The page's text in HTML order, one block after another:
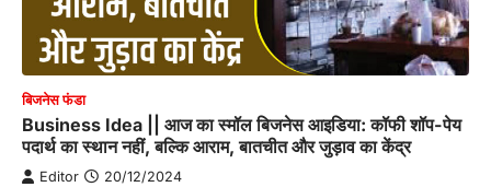
बिजनेस फंडा
Business Idea || आज का स्मॉल बिजनेस आइडिया: कॉफी शॉप-पेय
पदार्थ का स्थान नहीं, बल्कि आराम, बातचीत और जुड़ाव का केंद्र
Editor 20/12/2024